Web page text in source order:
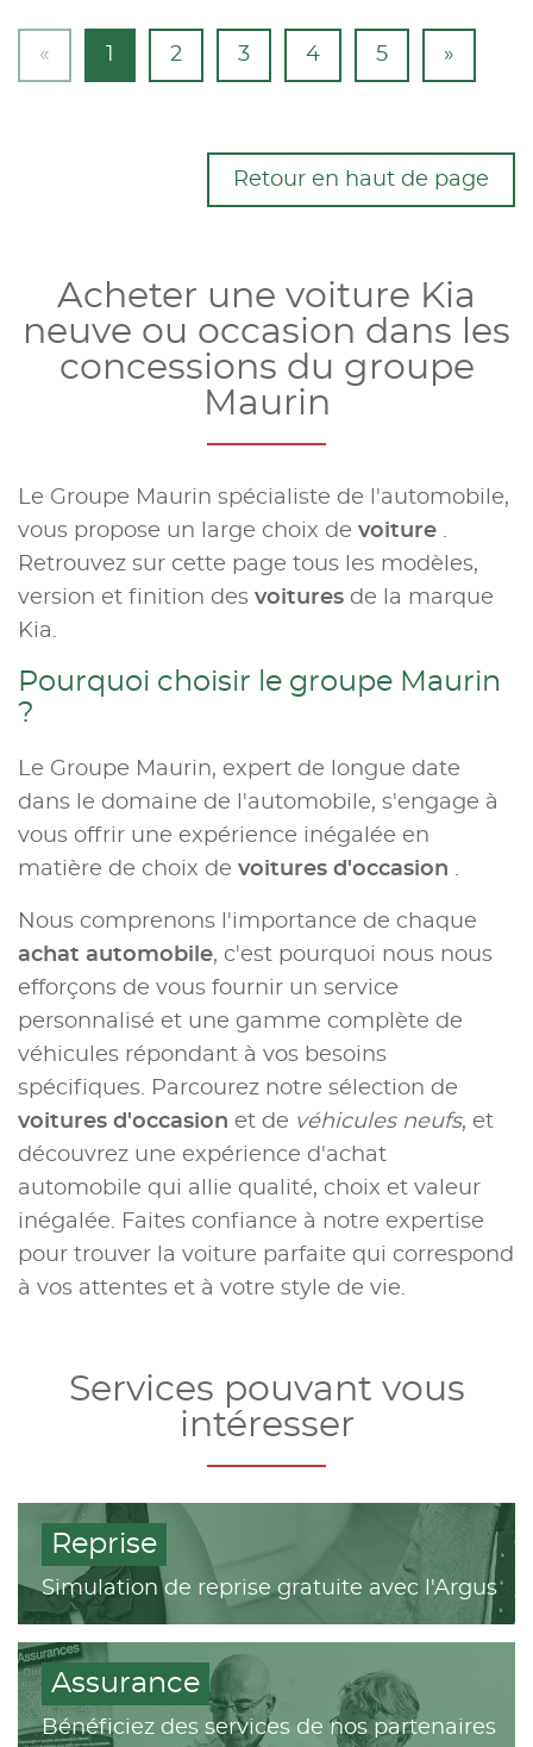
« 2 3 4 5 »
Retour en haut de page
Acheter une voiture Kia
neuve ou occasion dans les
concessions du groupe
Maurin
Le Groupe Maurin spécialiste de l'automobile,
vous propose un large choix de voiture .
Retrouvez sur cette page tous les modèles,
version et finition des voitures de la marque
Kia.
Pourquoi choisir le groupe Maurin
?
Le Groupe Maurin, expert de longue date
dans le domaine de l'automobile, s'engage à
vous offrir une expérience inégalée en
matière de choix de voitures d'occasion .
Nous comprenons l'importance de chaque
achat automobile, c'est pourquoi nous nous
efforçons de vous fournir un service
personnalisé et une gamme complète de
véhicules répondant à vos besoins
spécifiques. Parcourez notre sélection de
voitures d'occasion et de véhicules neufs, et
découvrez une expérience d'achat
automobile qui allie qualité, choix et valeur
inégalée. Faites confiance à notre expertise
pour trouver la voiture parfaite qui correspond
à vos attentes et à votre style de vie.
Services pouvant vous
intéresser
Reprise
Simulation de reprise gratuite avec l'Argus
Assurance
Bénéficiez des services de nos partenaires